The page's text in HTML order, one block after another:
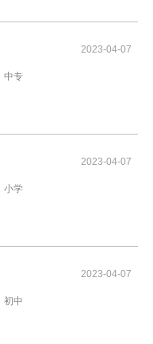
2023-04-07
中专
2023-04-07
小学
2023-04-07
初中